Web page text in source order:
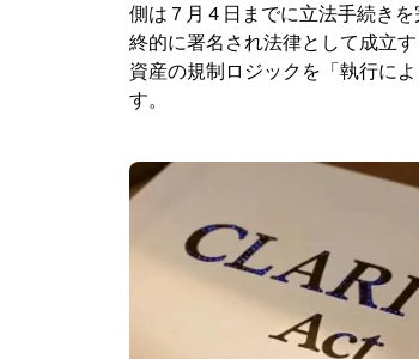
側は 7 月 4 日までに立法手続き
終的に署名され法律として成立
資産の規制ロジックを「執行に
す。